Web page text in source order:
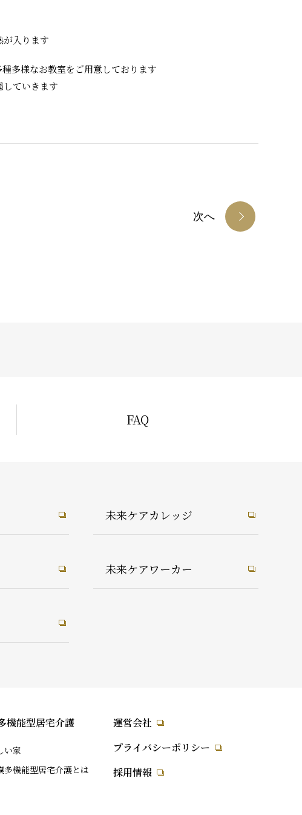
が入ります
多様なお教室をご用意しております
していきます
次へ
FAQ
未来ケアカレッジ
未来ケアワーカー
機能型居宅介護
い家
多機能型居宅介護とは
運営会社
プライバシーポリシー
採用情報